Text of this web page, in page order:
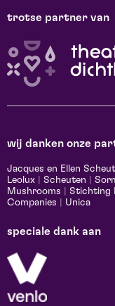
trotse partner van
wij danken onze
Jacques en Ellen
Leolux
Scheuten
Mushrooms
Stichting
Companies
Unica
speciale dank aan